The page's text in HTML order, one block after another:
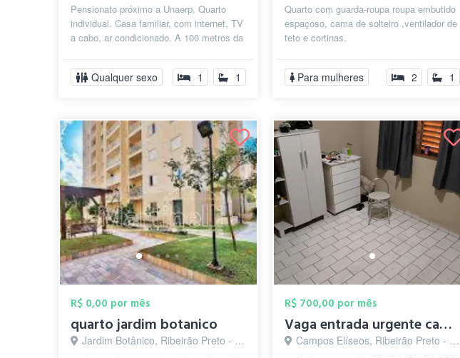
Pensionato próximo a Unaerp. Quarto
individual. Casa familiar, com internet, TV
a cabo, ar condicionado. A 100 metros da
Qualquer sexo 1 1
Quarto com guarda-roupa roupa embutido
espaçoso, cama de solteiro ,ventilador de
teto e cortinas.
Para mulheres 2 1
R$ 0,00 por mês
quarto jardim botanico
Jardim Botânico, Ribeirão Preto - SP
R$ 700,00 por mês
Vaga entrada urgente campos Elíseos
Campos Elíseos, Ribeirão Preto - SP